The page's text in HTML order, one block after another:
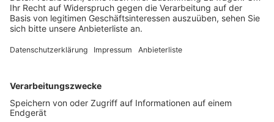
Solaranlagen stehen auf rekultivierten Flächen
zwischen Bedburg und Jüchen. Sie liefern laut RWE
seit Ende 2025 Strom für rund 27.000 Haushalte. Für
dieses Jahr ist außerdem ein weiterer Ausbau der
Anzeige